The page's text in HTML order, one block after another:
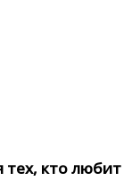
тех, кто